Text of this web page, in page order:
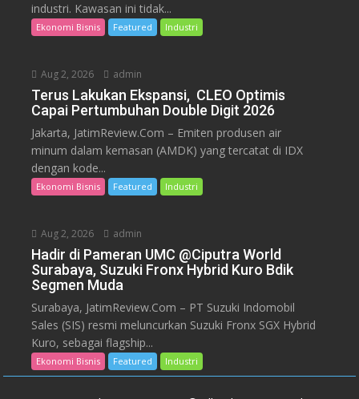
industri. Kawasan ini tidak...
Ekonomi Bisnis Featured Industri
Aug 2, 2026 admin
Terus Lakukan Ekspansi, CLEO Optimis
Capai Pertumbuhan Double Digit 2026
Jakarta, JatimReview.Com – Emiten produsen air
minum dalam kemasan (AMDK) yang tercatat di IDX
dengan kode...
Ekonomi Bisnis Featured Industri
Aug 2, 2026 admin
Hadir di Pameran UMC @Ciputra World
Surabaya, Suzuki Fronx Hybrid Kuro Bdik
Segmen Muda
Surabaya, JatimReview.Com – PT Suzuki Indomobil
Sales (SIS) resmi meluncurkan Suzuki Fronx SGX Hybrid
Kuro, sebagai flagship...
Ekonomi Bisnis Featured Industri